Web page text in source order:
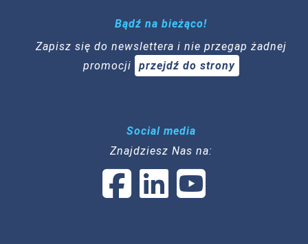
Bądź na bieżąco!
Zapisz się do newslettera i nie przegap żadnej
promocji
przejdź do strony
Social media
Znajdziesz Nas na: